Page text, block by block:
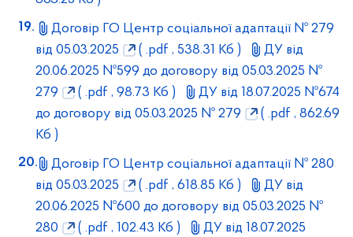
Договір ГО Центр соціальної адаптації № 279
від 05.03.2025
( .pdf , 538.31 Кб )
ДУ від
20.06.2025 №599 до договору від 05.03.2025 №
279
( .pdf , 98.73 Кб )
ДУ від 18.07.2025 №674
до договору від 05.03.2025 № 279
( .pdf , 862.69
Кб )
Договір ГО Центр соціальної адаптації № 280
від 05.03.2025
( .pdf , 618.85 Кб )
ДУ від
20.06.2025 №600 до договору від 05.03.2025 №
280
( .pdf , 102.43 Кб )
ДУ від 18.07.2025